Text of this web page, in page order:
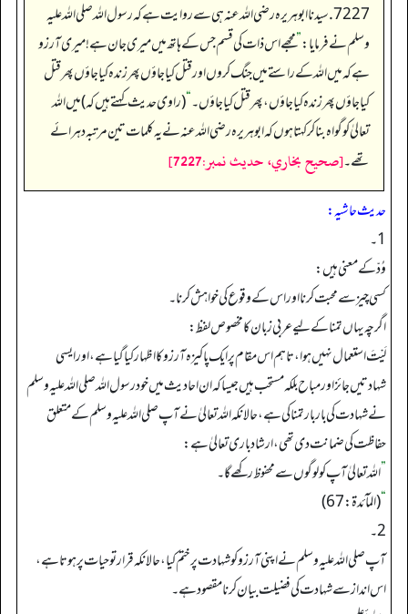
7227. سیدنا ابو ہریرہ رضی اللہ عنہ ہی سے روایت ہے کہ رسول اللہ صلی اللہ علیہ
وسلم نے فرمایا:”مجھے اس ذات کی قسم جس کے ہاتھ میں میری جان ہے! میری آرزو
ہے کہ میں اللہ کے راستے میں جنگ کروں اور قتل کیا جاؤں پھر زندہ کیا جاؤں پھر قتل
کیا جاؤں پھر زندہ کیا جاؤں، پھر قتل کیا جاؤں۔“(راوی حدیث کہتے ہیں کہ) میں اللہ
تعالیٰ کو گواہ بنا کر کہتا ہوں کہ ابو ہریرہ رضی اللہ عنہ نے یہ کلمات تین مرتبہ دہرائے
تھے۔[صحيح بخاري، حديث نمبر:7227]
حدیث حاشیہ:
1۔
وُدّ کے معنی ہیں:
کسی چیز سے محبت کرنا اور اس کے وقوع کی خواہش کرنا۔
اگرچہ یہاں تمنا کے لیے عربی زبان کا مخصوص لفظ:
لَيْتَ استعمال نہیں ہوا، تاہم اس مقام پر ایک پاکیزہ آرزو کا اظہار کیا گیا ہے، اور ایسی
شہادتیں جائز اور مباح بلکہ مستحب ہیں جیسا کہ ان احادیث میں خود رسول اللہ صلی اللہ علیہ وسلم
نے شہادت کی بار بار تمنا کی ہے، حالانکہ اللہ تعالیٰ نے آپ صلی اللہ علیہ وسلم کے متعلق
حفاظت کی ضمانت دی تھی، ارشاد باری تعالیٰ ہے:
”اللہ تعالیٰ آ پ کو لوگوں سے محفوظ رکھے گا۔
“(المآئدة: 67)
2۔
آپ صلی اللہ علیہ وسلم نے اپنی آرزو کو شہادت پر ختم کیا، حالانکہ قرار تو حیات پر ہوتا ہے،
اس انداز سے شہادت کی فضیلت بیان کرنا مقصود ہے۔